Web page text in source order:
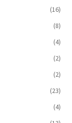
(16)
(8)
(4)
(2)
(2)
(23)
(4)